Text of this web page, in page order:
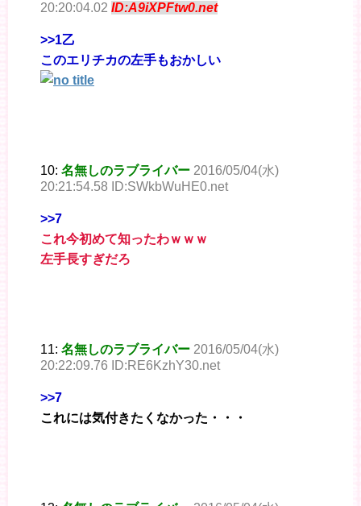
20:20:04.02 ID:A9iXPFtw0.net
>>1乙
このエリチカの左手もおかしい
10: 名無しのラブライバー 2016/05/04(水)
20:21:54.58 ID:SWkbWuHE0.net
>>7
これ今初めて知ったわｗｗｗ
左手長すぎだろ
11: 名無しのラブライバー 2016/05/04(水)
20:22:09.76 ID:RE6KzhY30.net
>>7
これには気付きたくなかった・・・